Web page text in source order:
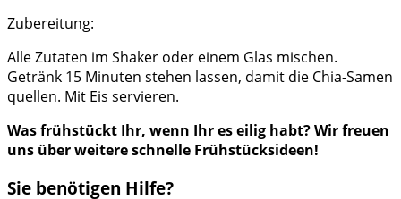
Zubereitung:
Alle Zutaten im Shaker oder einem Glas mischen.
Getränk 15 Minuten stehen lassen, damit die Chia-Samen
quellen. Mit Eis servieren.
Was frühstückt Ihr, wenn Ihr es eilig habt? Wir freuen
uns über weitere schnelle Frühstücksideen!
Sie benötigen Hilfe?